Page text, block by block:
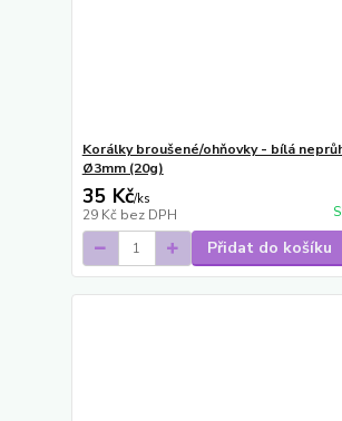
Korálky broušené/ohňovky - bílá
Ø3mm (20g)
35 Kč/ks
29 Kč bez DPH
Přidat do košíku